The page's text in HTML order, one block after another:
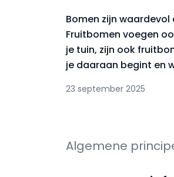
Bomen zijn
Fruitbomen voegen
je tuin, zijn ook
je daaraan begint en
23 september 2025
Algemene